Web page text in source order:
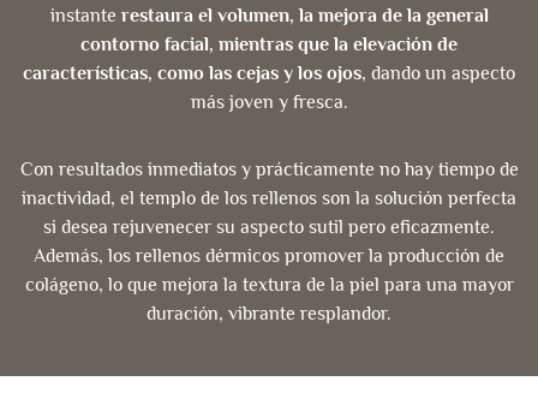
instante restaura el volumen, la mejora de la general
contorno facial, mientras que la elevación de
características, como las cejas y los ojos, dando un aspecto
más joven y fresca.
Con resultados inmediatos y prácticamente no hay tiempo de
inactividad, el templo de los rellenos son la solución perfecta
si desea rejuvenecer su aspecto sutil pero eficazmente.
Además, los rellenos dérmicos promover la producción de
colágeno, lo que mejora la textura de la piel para una mayor
duración, vibrante resplandor.